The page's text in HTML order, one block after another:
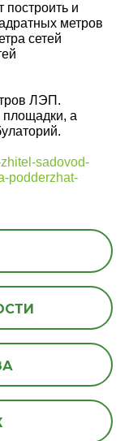
построить и
метров
сетей
ЛЭП.
площадки, а
sadovod-
podderzhat-